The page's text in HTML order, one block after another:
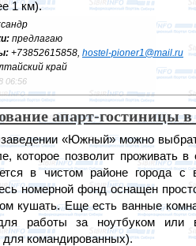
1 км).
предлагаю
+73852615858, hostel-pioner1@mail.ru
край
06:56
апарт-гостиницы в
«Южный» можно
которое позволит проживать
в чистом районе города
номерной фонд оснащен
кушать. Еще есть ванные
работы за ноутбуком или
для командированных).